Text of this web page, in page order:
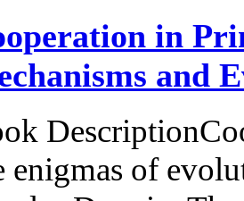
in
and
enigmas of